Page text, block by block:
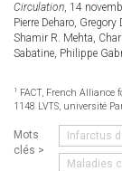
is
Circulation, 14
Pierre Deharo,
Shamir R. Mehta,
Sabatine, Philippe
1 FACT, French Alliance
1148 LVTS, université
Mots
clés >
Infarctus
Maladies